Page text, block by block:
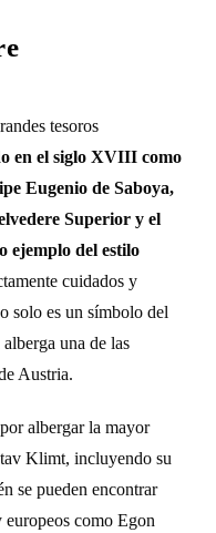
tesoros
en el siglo XVIII como
Eugenio de Saboya,
Superior y el
ejemplo del estilo
cuidados y
solo es un símbolo del
una de las
Austria.
albergar la mayor
Klimt, incluyendo su
se pueden encontrar
europeos como Egon